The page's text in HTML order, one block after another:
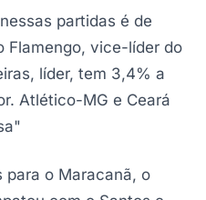
partidas é de
Flamengo, vice-líder do
líder, tem 3,4% a
Atlético-MG e Ceará
para o Maracanã, o